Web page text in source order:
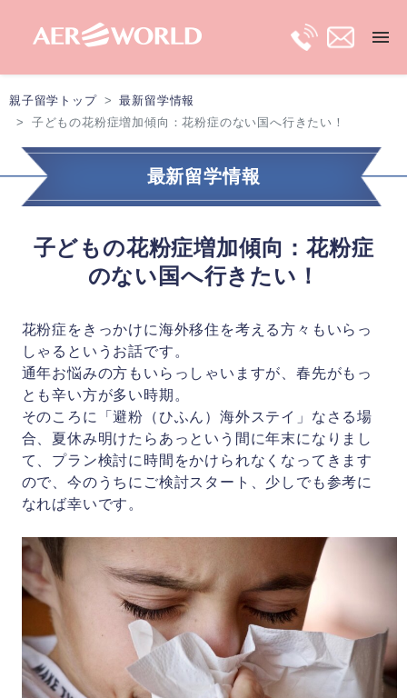
トップ
長期親子留学
保護者ビザ
移住プラン
最新留学情報
会社概要
お問い合わせ
親子留学トップ
最新留学情報
子どもの花粉症増加傾向：花粉症のない国へ行きたい！
最新留学情報
子どもの花粉症増加傾向：花粉症
のない国へ行きたい！
花粉症をきっかけに海外移住を考える方々もいらっ
しゃるというお話です。
通年お悩みの方もいらっしゃいますが、春先がもっ
とも辛い方が多い時期。
そのころに「避粉（ひふん）海外ステイ」なさる場
合、夏休み明けたらあっという間に年末になりまし
て、プラン検討に時間をかけられなくなってきます
ので、今のうちにご検討スタート、少しでも参考に
なれば幸いです。